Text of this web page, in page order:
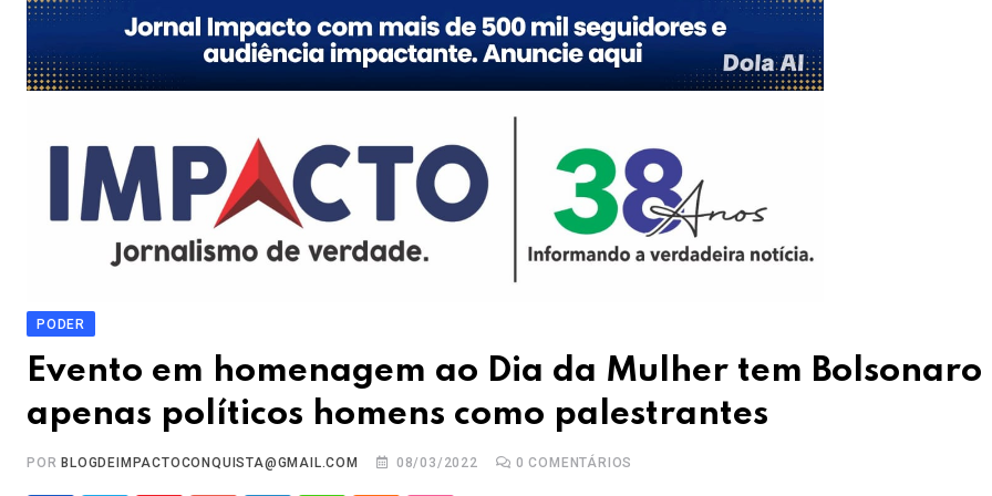
PODER
Evento em homenagem ao Dia da Mulher tem Bolsonaro
apenas políticos homens como palestrantes
POR BLOGDEIMPACTOCONQUISTA@GMAIL.COM 08/03/2022 0 COMENTÁRIOS